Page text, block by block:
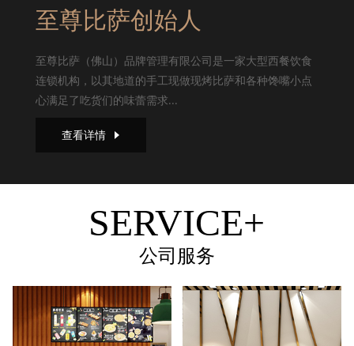
至尊比萨创始人
至尊比萨（佛山）品牌管理有限公司是一家大型西餐饮食
连锁机构，以其地道的手工现做现烤比萨和各种馋嘴小点
心满足了吃货们的味蕾需求...
查看详情
SERVICE+
公司服务